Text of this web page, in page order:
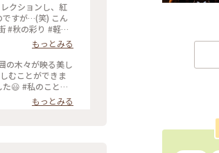
クションし、紅
ですが…(笑) こん
#秋の彩り #軽井
もっとみる
とり
もっとみる